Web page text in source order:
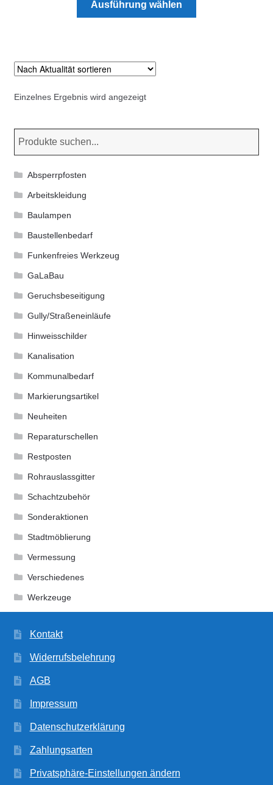
Neuheiten
Rohrauslassgitter
Schachtzubehör
Stadtmöblierung
Verschiedenes
Werkzeuge
Ausführung wählen
Einzelnes Ergebnis wird angezeigt
Absperrpfosten
Arbeitskleidung
Baulampen
Baustellenbedarf
Funkenfreies Werkzeug
GaLaBau
Geruchsbeseitigung
Gully/Straßeneinläufe
Hinweisschilder
Kanalisation
Kommunalbedarf
Markierungsartikel
Neuheiten
Reparaturschellen
Restposten
Rohrauslassgitter
Schachtzubehör
Sonderaktionen
Stadtmöblierung
Vermessung
Verschiedenes
Werkzeuge
Kontakt
Widerrufsbelehrung
AGB
Impressum
Datenschutzerklärung
Zahlungsarten
Privatsphäre-Einstellungen ändern